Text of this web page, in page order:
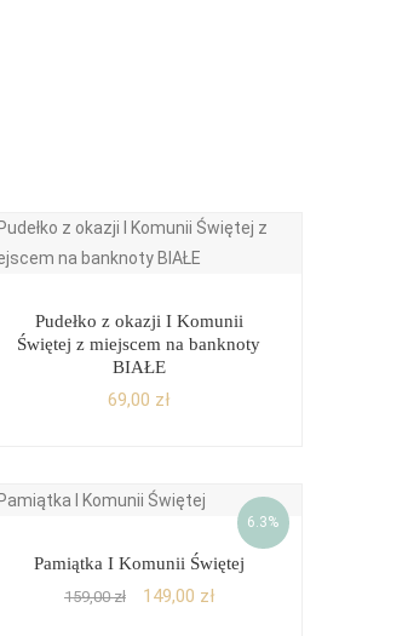
Pudełko z okazji I Komunii
Świętej z miejscem na banknoty
BIAŁE
69,00 zł
6.3%
Pamiątka I Komunii Świętej
159,00zł 149,00 zł